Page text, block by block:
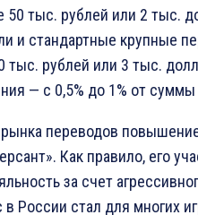
тыс. рублей или 2 тыс.
и стандартные крупные
тыс. рублей или 3 тыс.
— с 0,5% до 1% от
переводов
Как правило, его
за счет
в России стал для многих